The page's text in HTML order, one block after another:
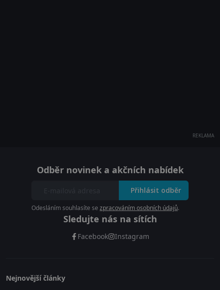
REKLAMA
Odběr novinek a akčních nabídek
Přihlásit odběr
Odesláním souhlasíte se zpracováním osobních údajů.
Sledujte nás na sítích
Facebook Instagram
Nejnovější články